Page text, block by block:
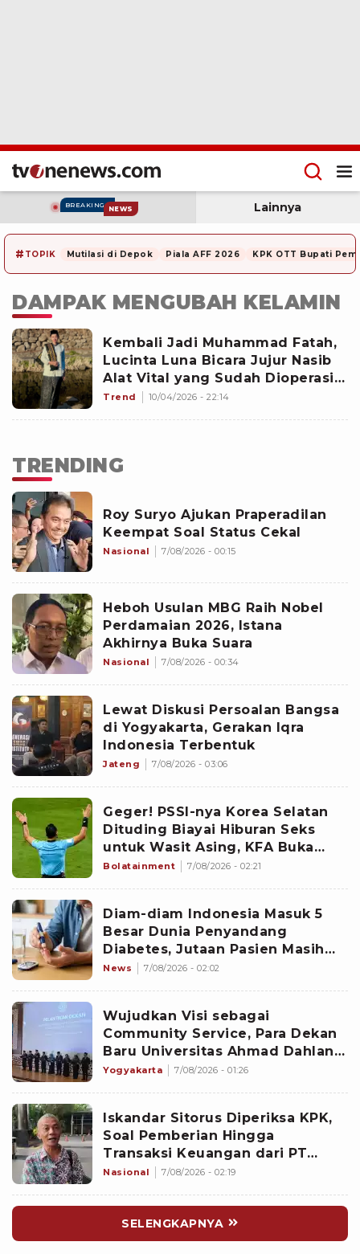
BREAKING NEWS Lainnya
# TOPIK Mutilasi di Depok Piala AFF 2026 KPK OTT Bupati
DAMPAK MENGUBAH KELAMIN
Kembali Jadi Muhammad Fatah,
Lucinta Luna Bicara Jujur Nasib
Alat Vital yang Sudah Dioperasi
seperti Perempuan
Trend 10/04/2026 - 22:14
TRENDING
Roy Suryo Ajukan Praperadilan
Keempat Soal Status Cekal
Nasional 7/08/2026 - 00:15
Heboh Usulan MBG Raih Nobel
Perdamaian 2026, Istana
Akhirnya Buka Suara
Nasional 7/08/2026 - 00:34
Lewat Diskusi Persoalan Bangsa
di Yogyakarta, Gerakan Iqra
Indonesia Terbentuk
Jateng 7/08/2026 - 03:06
Geger! PSSI-nya Korea Selatan
Dituding Biayai Hiburan Seks
untuk Wasit Asing, KFA Buka
Suara
Bolatainment 7/08/2026 - 02:21
Diam-diam Indonesia Masuk 5
Besar Dunia Penyandang
Diabetes, Jutaan Pasien Masih
Kesulitan Berobat
News 7/08/2026 - 02:02
Wujudkan Visi sebagai
Community Service, Para Dekan
Baru Universitas Ahmad Dahlan
Diminta Fokus pada Lima
Yogyakarta 7/08/2026 - 01:26
Iskandar Sitorus Diperiksa KPK,
Soal Pemberian Hingga
Transaksi Keuangan dari PT
Blueray ke Pejabat di Ditjen Bea
Nasional 7/08/2026 - 02:19
SELENGKAPNYA